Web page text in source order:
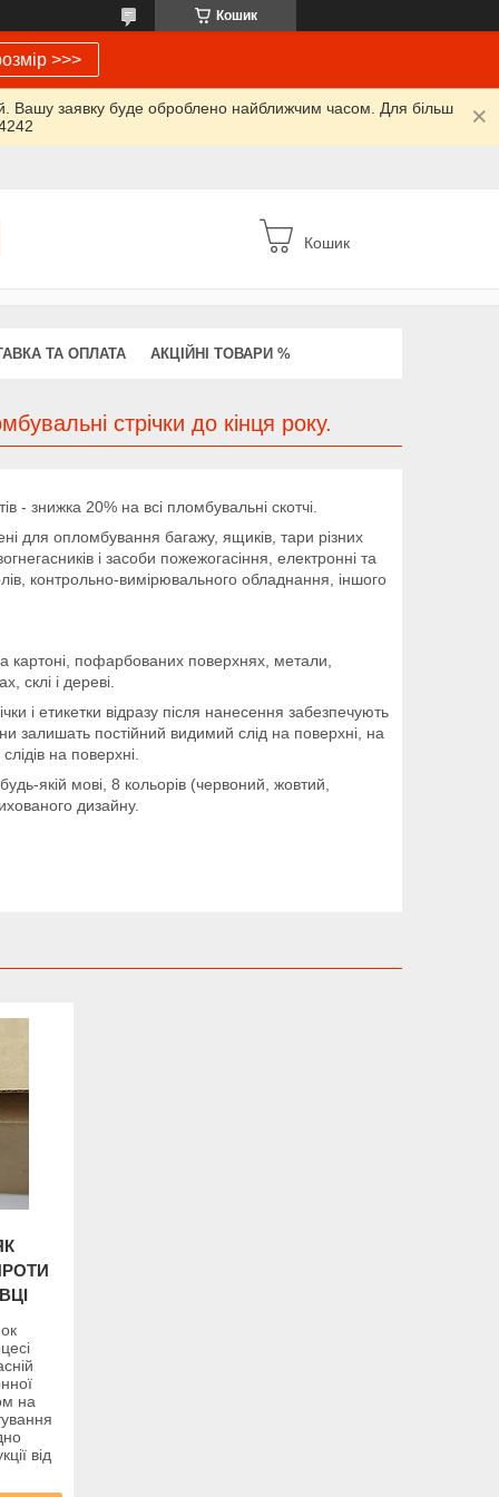
Кошик
>>>
Вашу заявку буде оброблено найближчим часом. Для більш
Кошик
ТА ОПЛАТА АКЦІЙНІ ТОВАРИ %
стрічки до кінця року.
- знижка 20% на всі пломбувальні скотчі.
для опломбування багажу, ящиків, тари різних
і засоби пожежогасіння, електронні та
контрольно-вимірювального обладнання, іншого
картоні, пофарбованих поверхнях, метали,
склі і дереві.
і етикетки відразу після нанесення забезпечують
залишать постійний видимий слід на поверхні, на
на поверхні.
якій мові, 8 кольорів (червоний, жовтий,
дизайну.
на
від